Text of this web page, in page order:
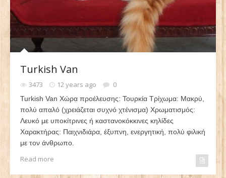
Turkish Van
3473 12 years ago 0
Turkish Van Χώρα προέλευσης: Τουρκία Τρίχωμα: Μακρύ,
πολύ απαλό (χρειάζεται συχνό χτένισμα) Χρωματισμός:
Λευκό με υποκίτρινες ή καστανοκόκκινες κηλίδες
Χαρακτήρας: Παιχνιδιάρα, έξυπνη, ενεργητική, πολύ φιλική
με τον άνθρωπο.
Read more